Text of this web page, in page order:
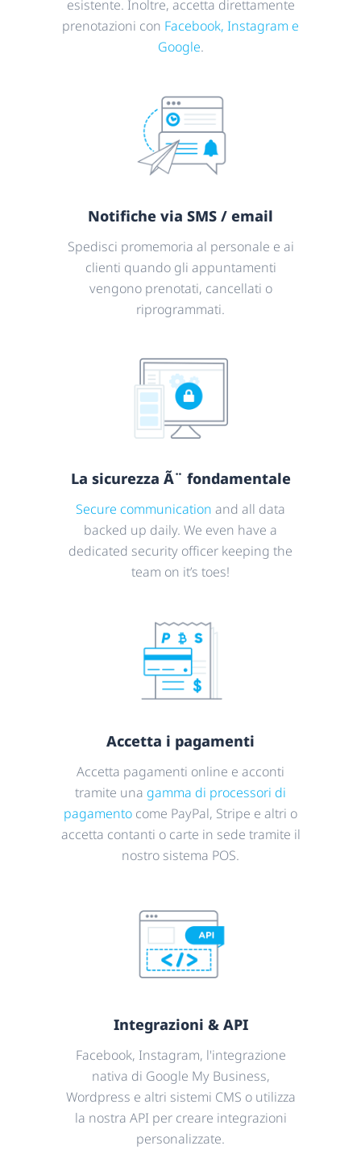
esistente. Inoltre, accetta direttamente
prenotazioni con Facebook, Instagram e
Google.
Notifiche via SMS / email
Spedisci promemoria al personale e ai
clienti quando gli appuntamenti
vengono prenotati, cancellati o
riprogrammati.
La sicurezza Ã¨ fondamentale
Secure communication and all data
backed up daily. We even have a
dedicated security officer keeping the
team on it’s toes!
Accetta i pagamenti
Accetta pagamenti online e acconti
tramite una gamma di processori di
pagamento come PayPal, Stripe e altri o
accetta contanti o carte in sede tramite il
nostro sistema POS.
Integrazioni & API
Facebook, Instagram, l'integrazione
nativa di Google My Business,
Wordpress e altri sistemi CMS o utilizza
la nostra API per creare integrazioni
personalizzate.